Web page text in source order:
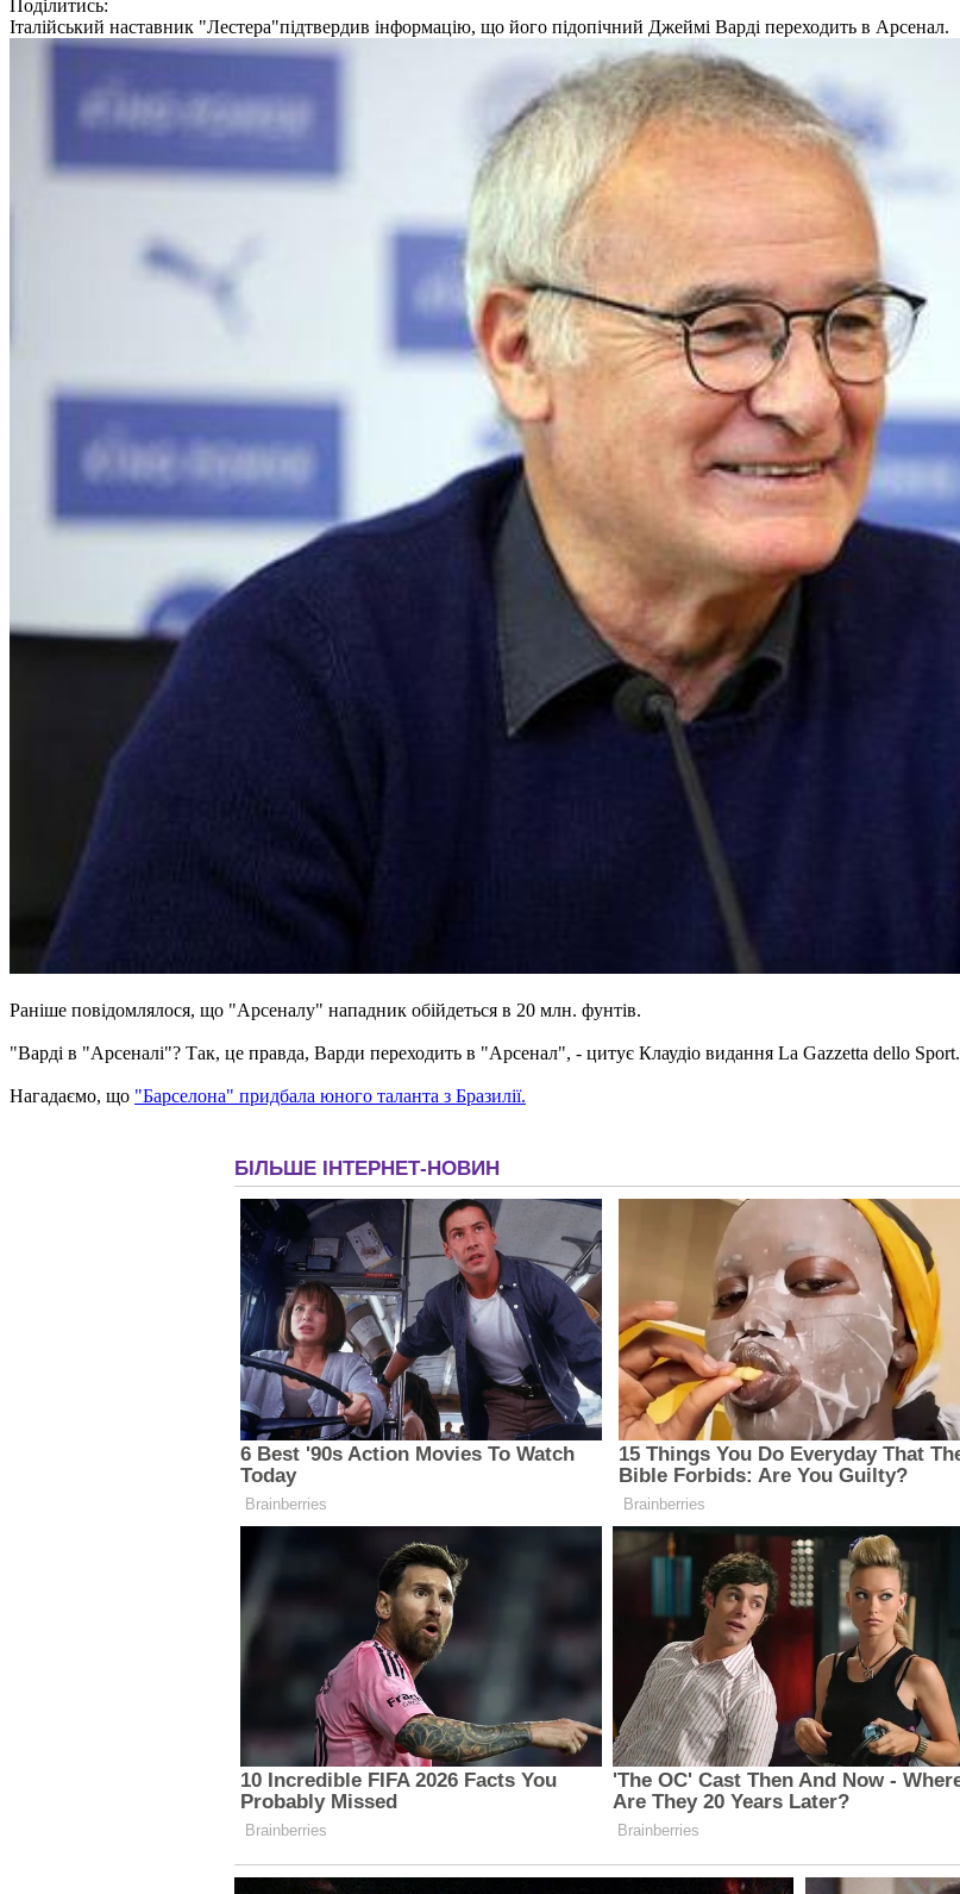
Поділитись:
Італійський наставник "Лестера"підтвердив інформацію, що його підопічний Джеймі Варді переходить в Арсенал.
Раніше повідомлялося, що "Арсеналу" нападник обійдеться в 20 млн. фунтів.
"Варді в "Арсеналі"? Так, це правда, Варди переходить в "Арсенал", - цитує Клаудіо видання La Gazzetta dello Sport.
Нагадаємо, що "Барселона" придбала юного таланта з Бразилії.